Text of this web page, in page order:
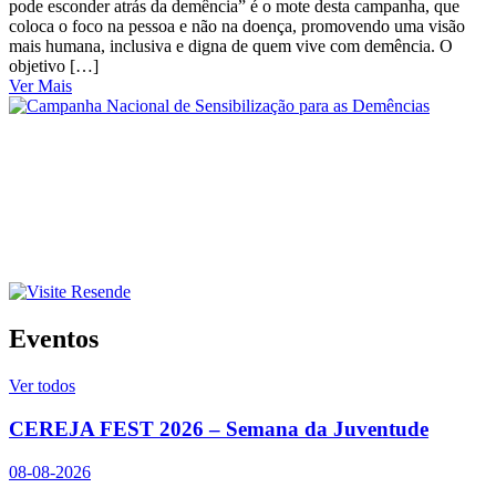
pode esconder atrás da demência” é o mote desta campanha, que
coloca o foco na pessoa e não na doença, promovendo uma visão
mais humana, inclusiva e digna de quem vive com demência. O
objetivo […]
Ver Mais
Eventos
Ver todos
CEREJA FEST 2026 – Semana da Juventude
08-08-2026